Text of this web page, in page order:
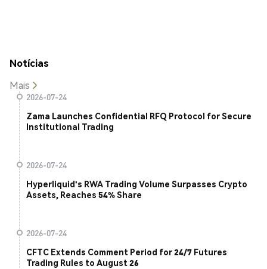
Notícias
Mais
2026-07-24
Zama Launches Confidential RFQ Protocol for Secure
Institutional Trading
2026-07-24
Hyperliquid's RWA Trading Volume Surpasses Crypto
Assets, Reaches 54% Share
2026-07-24
CFTC Extends Comment Period for 24/7 Futures
Trading Rules to August 26